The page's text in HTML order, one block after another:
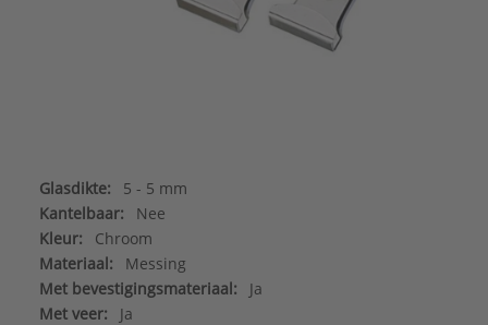
Glasdikte:
5 - 5 mm
Kantelbaar:
Nee
Kleur:
Chroom
Materiaal:
Messing
Met bevestigingsmateriaal:
Ja
Met veer:
Ja